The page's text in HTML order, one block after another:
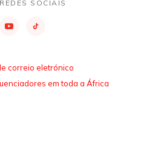
SOCIAIS
correio eletrónico
em toda a África